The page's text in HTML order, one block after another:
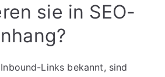
sie in SEO-
Links bekannt, sind